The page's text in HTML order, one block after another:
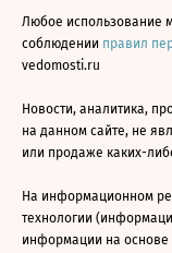
Любое использование
соблюдении правил
vedomosti.ru
Новости, аналитика,
на данном сайте, не
или продаже каких-
На информационном
технологии
информации на основе